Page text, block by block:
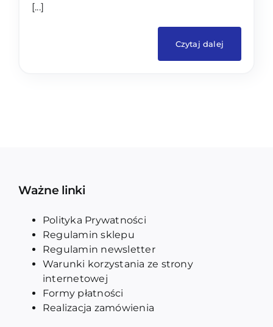
[...]
Czytaj dalej
Ważne linki
Polityka Prywatności
Regulamin sklepu
Regulamin newsletter
Warunki korzystania ze strony
internetowej
Formy płatności
Realizacja zamówienia